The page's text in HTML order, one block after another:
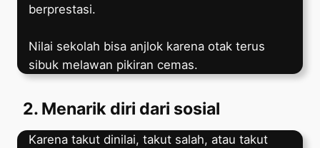
berprestasi.
Nilai sekolah bisa anjlok karena otak terus
sibuk melawan pikiran cemas.
2. Menarik diri dari sosial
Karena takut dinilai, takut salah, atau takut